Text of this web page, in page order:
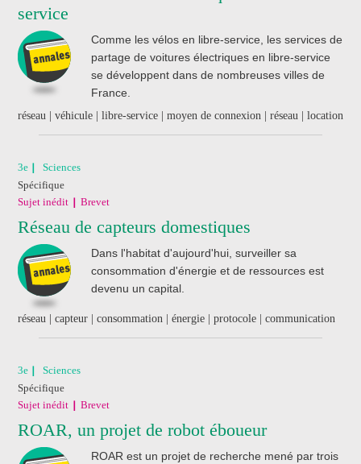
Nathan
service
Comme les vélos en libre-service, les services de
partage de voitures électriques en libre-service
se développent dans de nombreuses villes de
France.
réseau | véhicule | libre-service | moyen de connexion | réseau | location
3e
Sciences
Spécifique
Sujet inédit
Brevet
Réseau de capteurs domestiques
Dans l'habitat d'aujourd'hui, surveiller sa
consommation d'énergie et de ressources est
devenu un capital.
réseau | capteur | consommation | énergie | protocole | communication
3e
Sciences
Spécifique
Sujet inédit
Brevet
ROAR, un projet de robot éboueur
ROAR est un projet de recherche mené par trois